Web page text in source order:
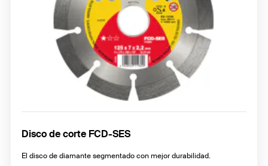
Disco de corte FCD-SES
El disco de diamante segmentado con mejor durabilidad.